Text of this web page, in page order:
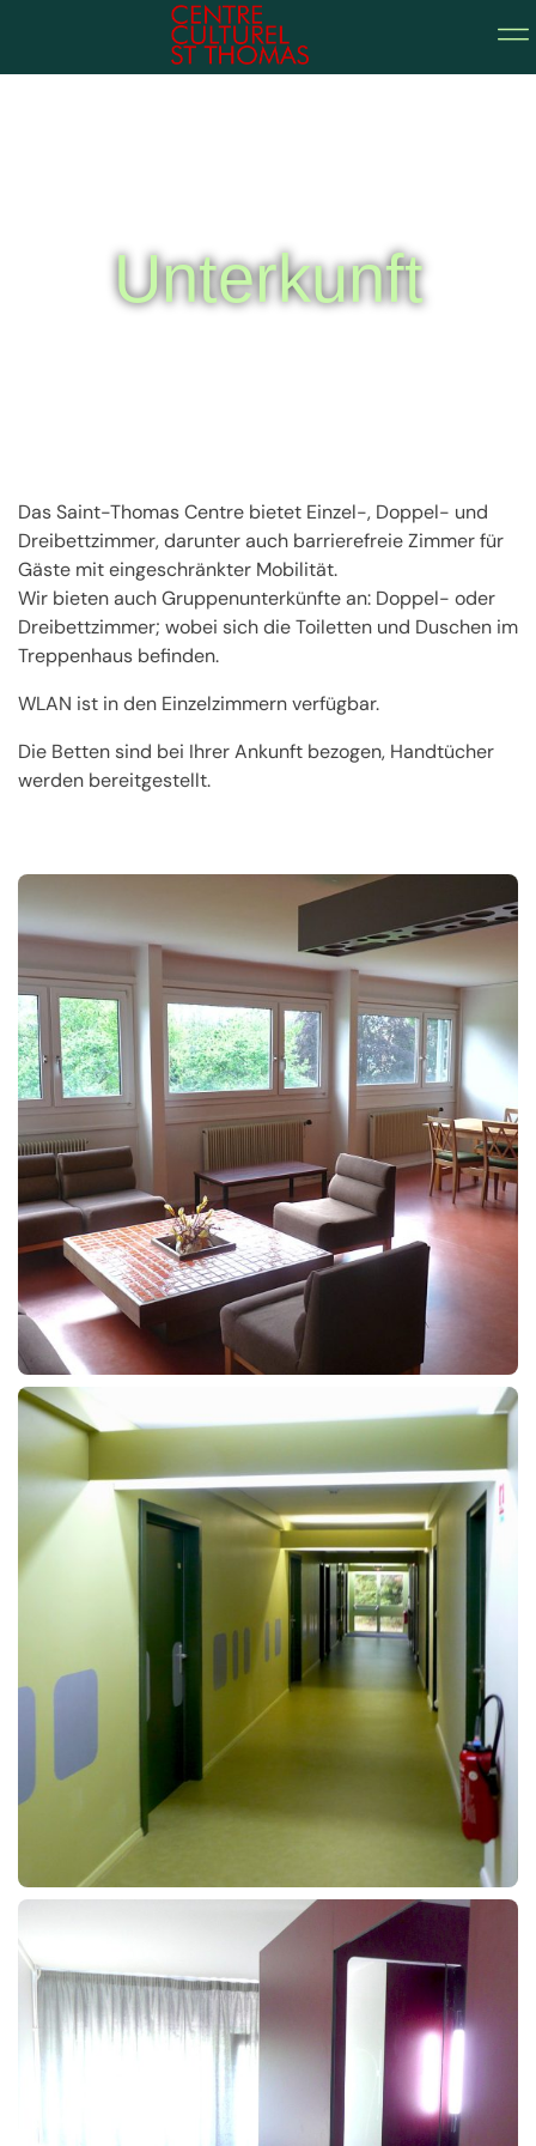
Unterkunft
Das Saint-Thomas Centre bietet Einzel-, Doppel- und
Dreibettzimmer, darunter auch barrierefreie Zimmer für
Gäste mit eingeschränkter Mobilität.
Wir bieten auch Gruppenunterkünfte an: Doppel- oder
Dreibettzimmer; wobei sich die Toiletten und Duschen im
Treppenhaus befinden.
WLAN ist in den Einzelzimmern verfügbar.
Die Betten sind bei Ihrer Ankunft bezogen, Handtücher
werden bereitgestellt.